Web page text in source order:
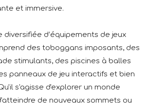
et immersive.
diversifiée d’équipements de jeux
des toboggans imposants, des
stimulants, des piscines à balles
panneaux de jeu interactifs et bien
s'agisse d'explorer un monde
de nouveaux sommets ou